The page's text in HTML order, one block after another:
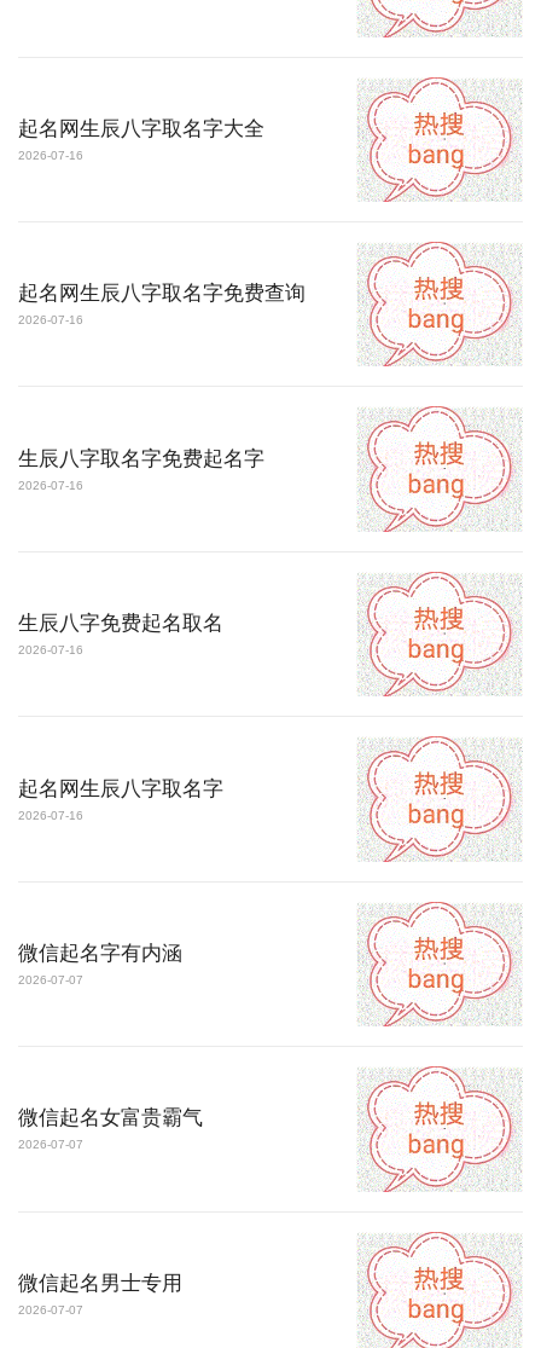
起名网生辰八字取名字大全
2026-07-16
起名网生辰八字取名字免费查询
2026-07-16
生辰八字取名字免费起名字
2026-07-16
生辰八字免费起名取名
2026-07-16
起名网生辰八字取名字
2026-07-16
微信起名字有内涵
2026-07-07
微信起名女富贵霸气
2026-07-07
微信起名男士专用
2026-07-07